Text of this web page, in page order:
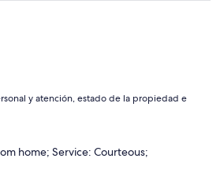
y atención, estado de la propiedad e
home; Service: Courteous;